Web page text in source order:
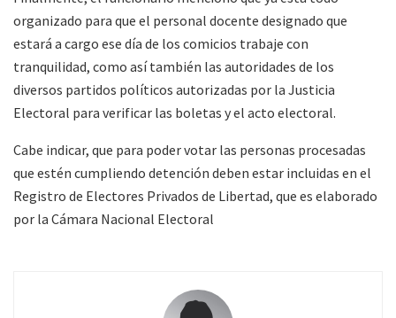
organizado para que el personal docente designado que
estará a cargo ese día de los comicios trabaje con
tranquilidad, como así también las autoridades de los
diversos partidos políticos autorizadas por la Justicia
Electoral para verificar las boletas y el acto electoral.
Cabe indicar, que para poder votar las personas procesadas
que estén cumpliendo detención deben estar incluidas en el
Registro de Electores Privados de Libertad, que es elaborado
por la Cámara Nacional Electoral